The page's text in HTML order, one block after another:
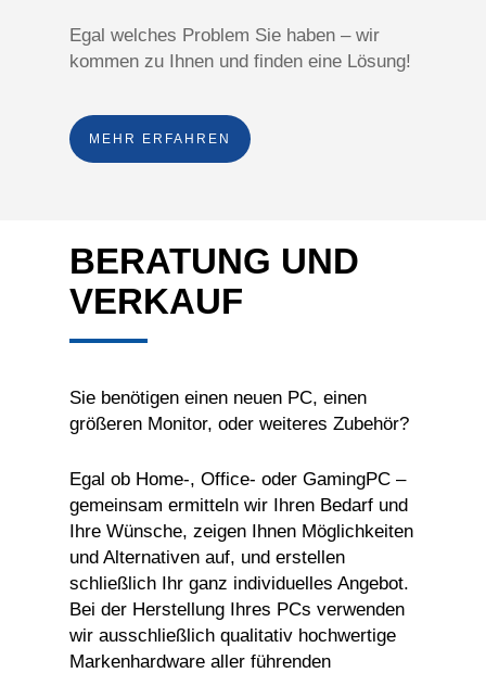
Egal welches Problem Sie haben – wir
kommen zu Ihnen und finden eine Lösung!
MEHR ERFAHREN
BERATUNG UND
VERKAUF
Sie benötigen einen neuen PC, einen
größeren Monitor, oder weiteres Zubehör?
Egal ob Home-, Office- oder GamingPC –
gemeinsam ermitteln wir Ihren Bedarf und
Ihre Wünsche, zeigen Ihnen Möglichkeiten
und Alternativen auf, und erstellen
schließlich Ihr ganz individuelles Angebot.
Bei der Herstellung Ihres PCs verwenden
wir ausschließlich qualitativ hochwertige
Markenhardware aller führenden